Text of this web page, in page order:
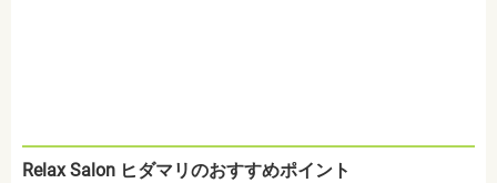
Relax Salon ヒダマリのおすすめポイント